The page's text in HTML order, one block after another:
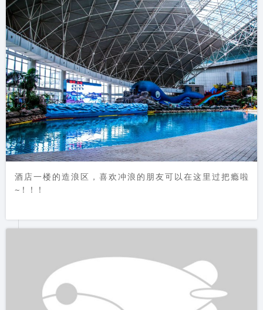
酒店一楼的造浪区，喜欢冲浪的朋友可以在这里过把瘾啦
~！！！